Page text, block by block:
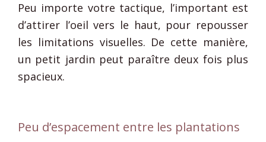
Peu importe votre tactique, l’important est
d’attirer l’oeil vers le haut, pour repousser
les limitations visuelles. De cette manière,
un petit jardin peut paraître deux fois plus
spacieux.
Peu d’espacement entre les plantations